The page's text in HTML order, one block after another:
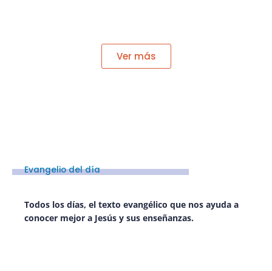
Ver más
Evangelio del día
Todos los días, el texto evangélico que nos ayuda a
conocer mejor a Jesús y sus enseñanzas.